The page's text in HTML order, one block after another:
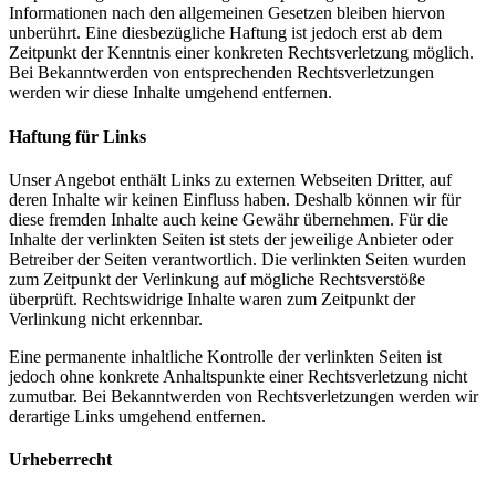
Informationen nach den allgemeinen Gesetzen bleiben hiervon
unberührt. Eine diesbezügliche Haftung ist jedoch erst ab dem
Zeitpunkt der Kenntnis einer konkreten Rechtsverletzung möglich.
Bei Bekanntwerden von entsprechenden Rechtsverletzungen
werden wir diese Inhalte umgehend entfernen.
Haftung für Links
Unser Angebot enthält Links zu externen Webseiten Dritter, auf
deren Inhalte wir keinen Einfluss haben. Deshalb können wir für
diese fremden Inhalte auch keine Gewähr übernehmen. Für die
Inhalte der verlinkten Seiten ist stets der jeweilige Anbieter oder
Betreiber der Seiten verantwortlich. Die verlinkten Seiten wurden
zum Zeitpunkt der Verlinkung auf mögliche Rechtsverstöße
überprüft. Rechtswidrige Inhalte waren zum Zeitpunkt der
Verlinkung nicht erkennbar.
Eine permanente inhaltliche Kontrolle der verlinkten Seiten ist
jedoch ohne konkrete Anhaltspunkte einer Rechtsverletzung nicht
zumutbar. Bei Bekanntwerden von Rechtsverletzungen werden wir
derartige Links umgehend entfernen.
Urheberrecht